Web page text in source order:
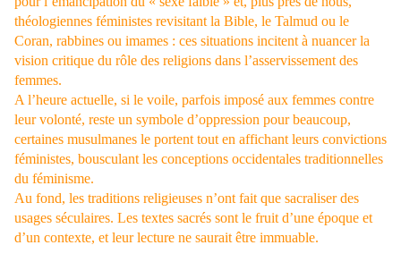
théologiennes féministes revisitant la Bible, le Talmud ou le
Coran, rabbines ou imames : ces situations incitent à nuancer la
vision critique du rôle des religions dans l’asservissement des
femmes.
A l’heure actuelle, si le voile, parfois imposé aux femmes contre
leur volonté, reste un symbole d’oppression pour beaucoup,
certaines musulmanes le portent tout en affichant leurs convictions
féministes, bousculant les conceptions occidentales traditionnelles
du féminisme.
Au fond, les traditions religieuses n’ont fait que sacraliser des
usages séculaires. Les textes sacrés sont le fruit d’une époque et
d’un contexte, et leur lecture ne saurait être immuable.